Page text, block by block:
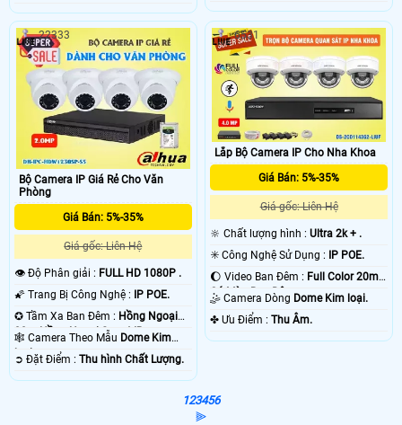
Bộ Camera IP Giá Rẻ Cho Văn
Phòng
Giá Bán: 5%-35%
Giá gốc: Liên Hệ
👁 Độ Phân giải : FULL HD 1080P .
🌠 Trang Bị Công Nghệ :
IP POE.
✪ Tầm Xa Ban Đêm : Hồng Ngoại
30m Hồng Ngoại Smart IR.
🕸️ Camera Theo Mẫu Dome Kim
loại.
️➲ Đặt Điểm : Thu hình Chất Lượng.
22333
Lắp Bộ Camera IP Cho Nha Khoa
Giá Bán: 5%-35%
Giá gốc: Liên Hệ
🔆 Chất lượng hình :Ultra 2k + .
✳️ Công Nghệ Sử Dụng :
IP POE.
🌔 Video Ban Đêm : Full Color 20m
Có Màu Ban Ðêm.
🤹 Camera Dòng Dome Kim loại.
️✤ Ưu Điểm :Thu Âm.
6531
123456
⫸